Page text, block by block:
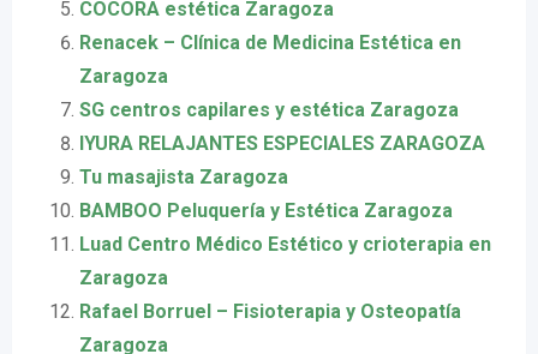
COCORA estética Zaragoza
Renacek – Clínica de Medicina Estética en
Zaragoza
SG centros capilares y estética Zaragoza
IYURA RELAJANTES ESPECIALES ZARAGOZA
Tu masajista Zaragoza
BAMBOO Peluquería y Estética Zaragoza
Luad Centro Médico Estético y crioterapia en
Zaragoza
Rafael Borruel – Fisioterapia y Osteopatía
Zaragoza